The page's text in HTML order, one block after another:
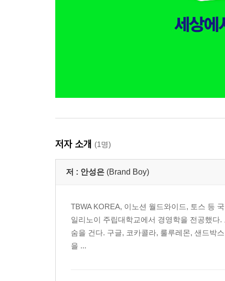
저자 소개 (1명)
저 : 안성은 (Brand Boy)
TBWA KOREA, 이노션 월드와이드, 토스 등
일리노이 주립대학교에서 경영학을 전공했다
숨을 건다. 구글, 코카콜라, 룰루레몬, 샌드박
을 ...